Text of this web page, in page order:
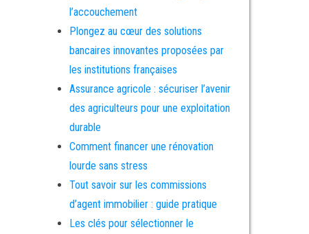
l’accouchement
Plongez au cœur des solutions
bancaires innovantes proposées par
les institutions françaises
Assurance agricole : sécuriser l’avenir
des agriculteurs pour une exploitation
durable
Comment financer une rénovation
lourde sans stress
Tout savoir sur les commissions
d’agent immobilier : guide pratique
Les clés pour sélectionner le